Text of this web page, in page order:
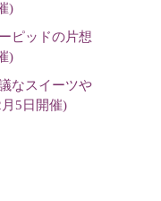
)
ピッドの片想
)
なスイーツや
5日開催)